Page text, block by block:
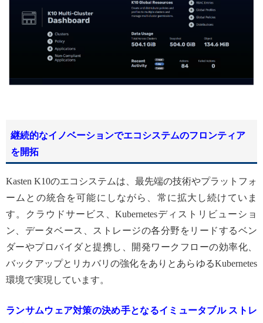
継続的なイノベーションでエコシステムのフロンティア
を開拓
Kasten K10のエコシステムは、最先端の技術やプラットフォ
ームとの統合を可能にしながら、常に拡大し続けていま
す。クラウドサービス、Kubernetesディストリビューショ
ン、データベース、ストレージの各分野をリードするベン
ダーやプロバイダと提携し、開発ワークフローの効率化、
バックアップとリカバリの強化をありとあらゆるKubernetes
環境で実現しています。
ランサムウェア対策の決め手となるイミュータブル ストレ